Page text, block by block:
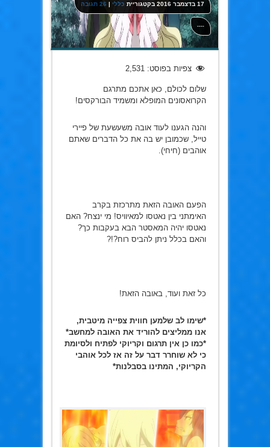
17 בדצמבר 2016 בקטגוריית כללי | 26 תגובה
----
צפיות בפוסט: 2,531
שלום לכולם, כאן אתכם מתרגם
הקרואסונים המופלא ומשמיד הבורקסים!
והנה הגענו לעוד אובה משעשעת של פיירי
טייל, שכמובן יש בה את כל הדברים שאתם
אוהבים (חיחי).
הפעם האובה הזאת מתרכזת בקרב
האימתני בין נאטסו למאיוויס! מי ינצח? האם
נאטסו יהיה המאסטר הבא בעקבות כך?
והאם בכלל ניתן להביס רוח?!?
כל זאת ועוד, באובה הזאת!
*שימו לב שלמען חווית צפייה מיטבית,
אנו ממליצים להוריד את האובה למחשב*
*כמו כן אין תרגום וקריוקי לפתיח ולסיומת
כי לא שוחרר דבר על זה אז לכל אוהבי
הקריוקי, המתינו בסבלנות*